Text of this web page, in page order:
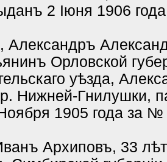
2 Іюня 1906
Александръ
Орловской
уѣзда,
Нижней-Гнилушки,
1905 года за №
Архиповъ, 33